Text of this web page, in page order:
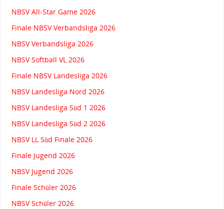
NBSV All-Star Game 2026
Finale NBSV Verbandsliga 2026
NBSV Verbandsliga 2026
NBSV Softball VL 2026
Finale NBSV Landesliga 2026
NBSV Landesliga Nord 2026
NBSV Landesliga Süd 1 2026
NBSV Landesliga Süd 2 2026
NBSV LL Süd Finale 2026
Finale Jugend 2026
NBSV Jugend 2026
Finale Schüler 2026
NBSV Schüler 2026